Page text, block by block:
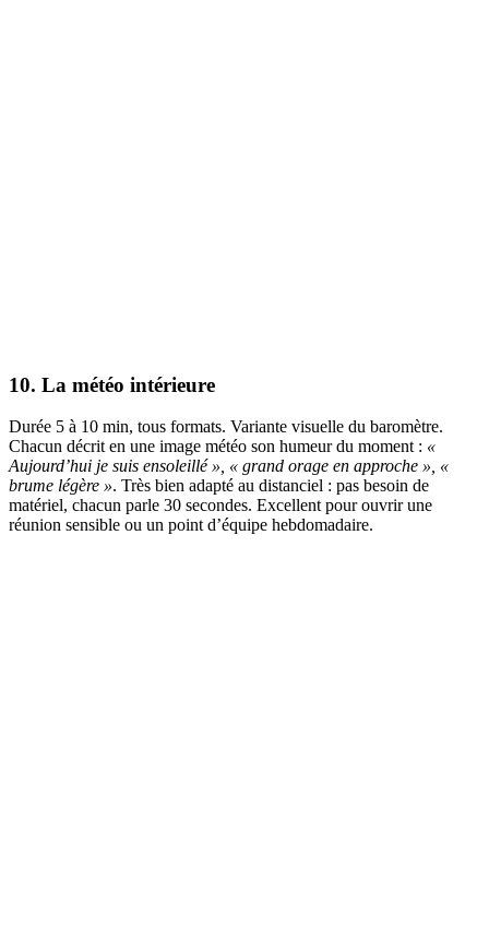
10. La météo intérieure
Durée 5 à 10 min, tous formats. Variante visuelle du baromètre.
Chacun décrit en une image météo son humeur du moment : «
Aujourd’hui je suis ensoleillé », « grand orage en approche », «
brume légère ». Très bien adapté au distanciel : pas besoin de
matériel, chacun parle 30 secondes. Excellent pour ouvrir une
réunion sensible ou un point d’équipe hebdomadaire.